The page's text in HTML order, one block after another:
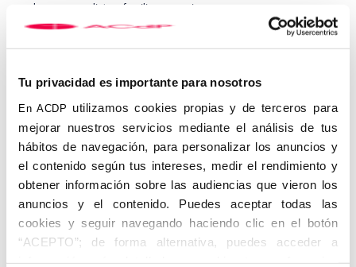
Tu privacidad es importante para nosotros
En ACDP utilizamos cookies propias y de terceros para
mejorar nuestros servicios mediante el análisis de tus
hábitos de navegación, para personalizar los anuncios y
el contenido según tus intereses, medir el rendimiento y
obtener información sobre las audiencias que vieron los
anuncios y el contenido. Puedes aceptar todas las
cookies y seguir navegando haciendo clic en el botón
“ACEPTO”; de forma alternativa, puedes acceder a
información más detallada y cambiar tus preferencias
de propagandistas, familiares y amigos.
Las sesiones fueron dirigidas por el padre Luis Espinoza,
capellán del Colegio CEU San­chinarro, quien orientó las
con la participación de miembros del centro vallisoletano,
como con la asistencia de un propagandista procedente del
centro de Madrid.
El desarrollo de los ejercicios combinó momentos de oración
personal y recogimiento con meditaciones guiadas y
celebraciones litúrgicas, siguiendo el esquema clásico de los
Ejercicios Espirituales de San Ignacio de Loyola. En un ambiente
de silencio e introspección, el padre Espinoza ofreció
reflexiones caracterizadas por su cercanía y claridad, facilitando
una participación activa y un alto grado de aprovechamiento por